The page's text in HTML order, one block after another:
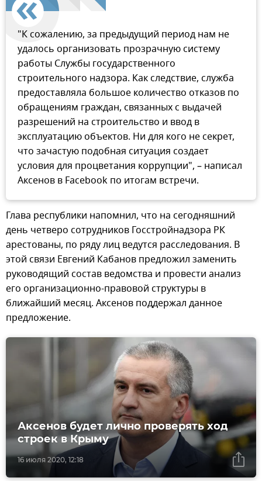
"К сожалению, за предыдущий период нам не
удалось организовать прозрачную систему
работы Службы государственного
строительного надзора. Как следствие, служба
предоставляла большое количество отказов по
обращениям граждан, связанных с выдачей
разрешений на строительство и ввод в
эксплуатацию объектов. Ни для кого не секрет,
что зачастую подобная ситуация создает
условия для процветания коррупции", – написал
Аксенов в Facebook по итогам встречи.
Глава республики напомнил, что на сегодняшний
день четверо сотрудников Госстройнадзора РК
арестованы, по ряду лиц ведутся расследования. В
этой связи Евгений Кабанов предложил заменить
руководящий состав ведомства и провести анализ
его организационно-правовой структуры в
ближайший месяц. Аксенов поддержал данное
предложение.
16 июля 2020, 12:18
Аксенов будет лично проверять ход
строек в Крыму